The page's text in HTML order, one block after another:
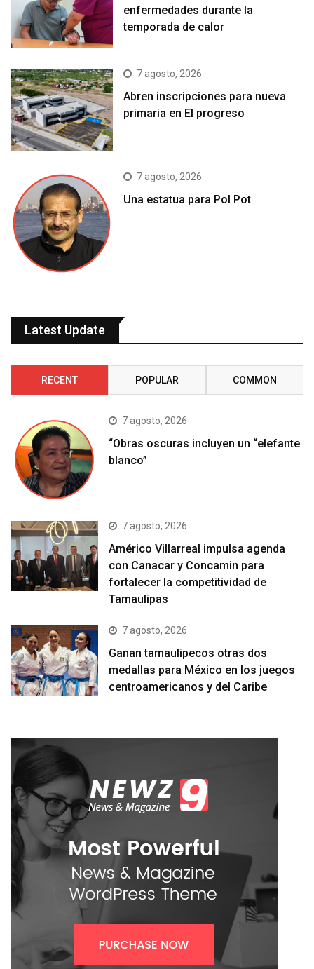
enfermedades durante la
temporada de calor
7 agosto, 2026
Abren inscripciones para nueva
primaria en El progreso
7 agosto, 2026
Una estatua para Pol Pot
Latest Update
RECENT POPULAR COMMON
7 agosto, 2026
“Obras oscuras incluyen un “elefante
blanco”
7 agosto, 2026
Américo Villarreal impulsa agenda
con Canacar y Concamin para
fortalecer la competitividad de
Tamaulipas
7 agosto, 2026
Ganan tamaulipecos otras dos
medallas para México en los juegos
centroamericanos y del Caribe